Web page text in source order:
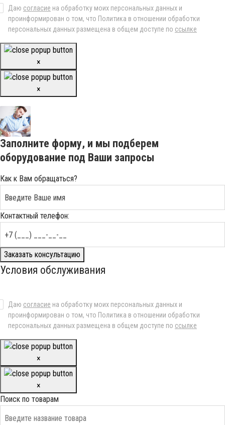
Даю согласие на обработку моих персональных данных и
проинформирован о том, что Политика в отношении обработки
персональных данных размещена в общем доступе по ссылке
×
×
Заполните форму, и мы подберем
оборудование под Ваши запросы
Как к Вам обращаться?
Контактный телефон:
Заказать консультацию
Условия обслуживания
Даю согласие на обработку моих персональных данных и
проинформирован о том, что Политика в отношении обработки
персональных данных размещена в общем доступе по ссылке
×
×
Поиск по товарам